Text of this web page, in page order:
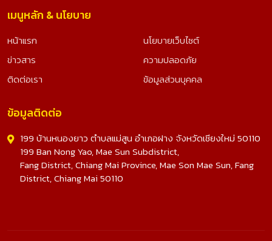
เมนูหลัก & นโยบาย
หน้าแรก
ข่าวสาร
ติดต่อเรา
นโยบายเว็บไซต์
ความปลอดภัย
ข้อมูลส่วนบุคคล
ข้อมูลติดต่อ
199 บ้านหนองยาว ตำบลแม่สูน อำเภอฝาง จังหวัดเชียงใหม่ 50110
199 Ban Nong Yao, Mae Sun Subdistrict,
Fang District, Chiang Mai Province, Mae Son Mae Sun, Fang
District, Chiang Mai 50110